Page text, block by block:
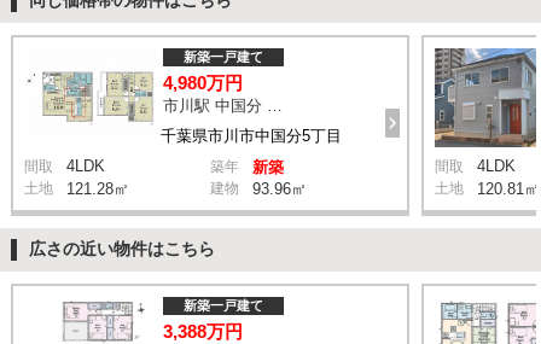
千葉県市川市中国分5丁目
新築一戸建て
4,980万円
間取 4LDK 築年 新築
土地 121.28㎡ 建物 93.96㎡
間取 4LDK
土地 120.81㎡
広さの近い物件はこちら
新築一戸建て
3,388万円